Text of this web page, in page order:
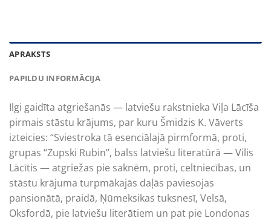
APRAKSTS
PAPILDU INFORMĀCIJA
Ilgi gaidīta atgriešanās — latviešu rakstnieka Viļa Lācīša
pirmais stāstu krājums, par kuru Šmidzis K. Vāverts
izteicies: “Sviestroka tā esenciālajā pirmformā, proti,
grupas “Zupski Rubin”, balss latviešu literatūrā — Vilis
Lācītis — atgriežas pie saknēm, proti, celtniecības, un
stāstu krājuma turpmākajās daļās paviesojas
pansionātā, praidā, Ņūmeksikas tuksnesī, Velsā,
Oksfordā, pie latviešu literātiem un pat pie Londonas